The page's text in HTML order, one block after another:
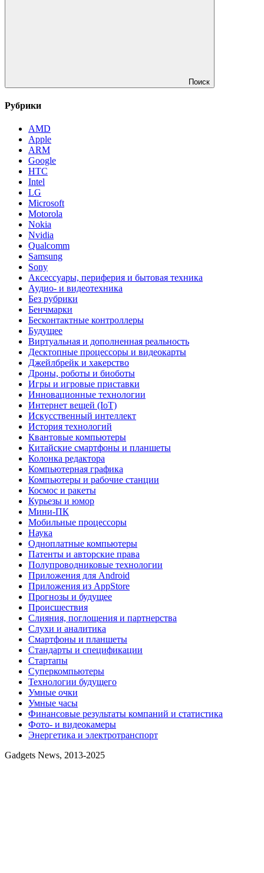
Поиск
Рубрики
AMD
Apple
ARM
Google
HTC
Intel
LG
Microsoft
Motorola
Nokia
Nvidia
Qualcomm
Samsung
Sony
Аксессуары, периферия и бытовая техника
Аудио- и видеотехника
Без рубрики
Бенчмарки
Бесконтактные контроллеры
Будущее
Виртуальная и дополненная реальность
Десктопные процессоры и видеокарты
Джейлбрейк и хакерство
Дроны, роботы и биоботы
Игры и игровые приставки
Инновационные технологии
Интернет вещей (IoT)
Искусственный интеллект
История технологий
Квантовые компьютеры
Китайские смартфоны и планшеты
Колонка редактора
Компьютерная графика
Компьютеры и рабочие станции
Космос и ракеты
Курьезы и юмор
Мини-ПК
Мобильные процессоры
Наука
Одноплатные компьютеры
Патенты и авторские права
Полупроводниковые технологии
Приложения для Android
Приложения из AppStore
Прогнозы и будущее
Происшествия
Слияния, поглощения и партнерства
Слухи и аналитика
Смартфоны и планшеты
Стандарты и спецификации
Стартапы
Суперкомпьютеры
Технологии будущего
Умные очки
Умные часы
Финансовые результаты компаний и статистика
Фото- и видеокамеры
Энергетика и электротранспорт
Gadgets News, 2013-2025